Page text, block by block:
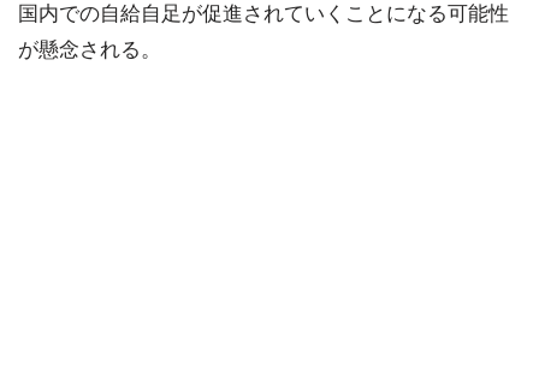
国内での自給自足が促進されていくことになる可能性
が懸念される。